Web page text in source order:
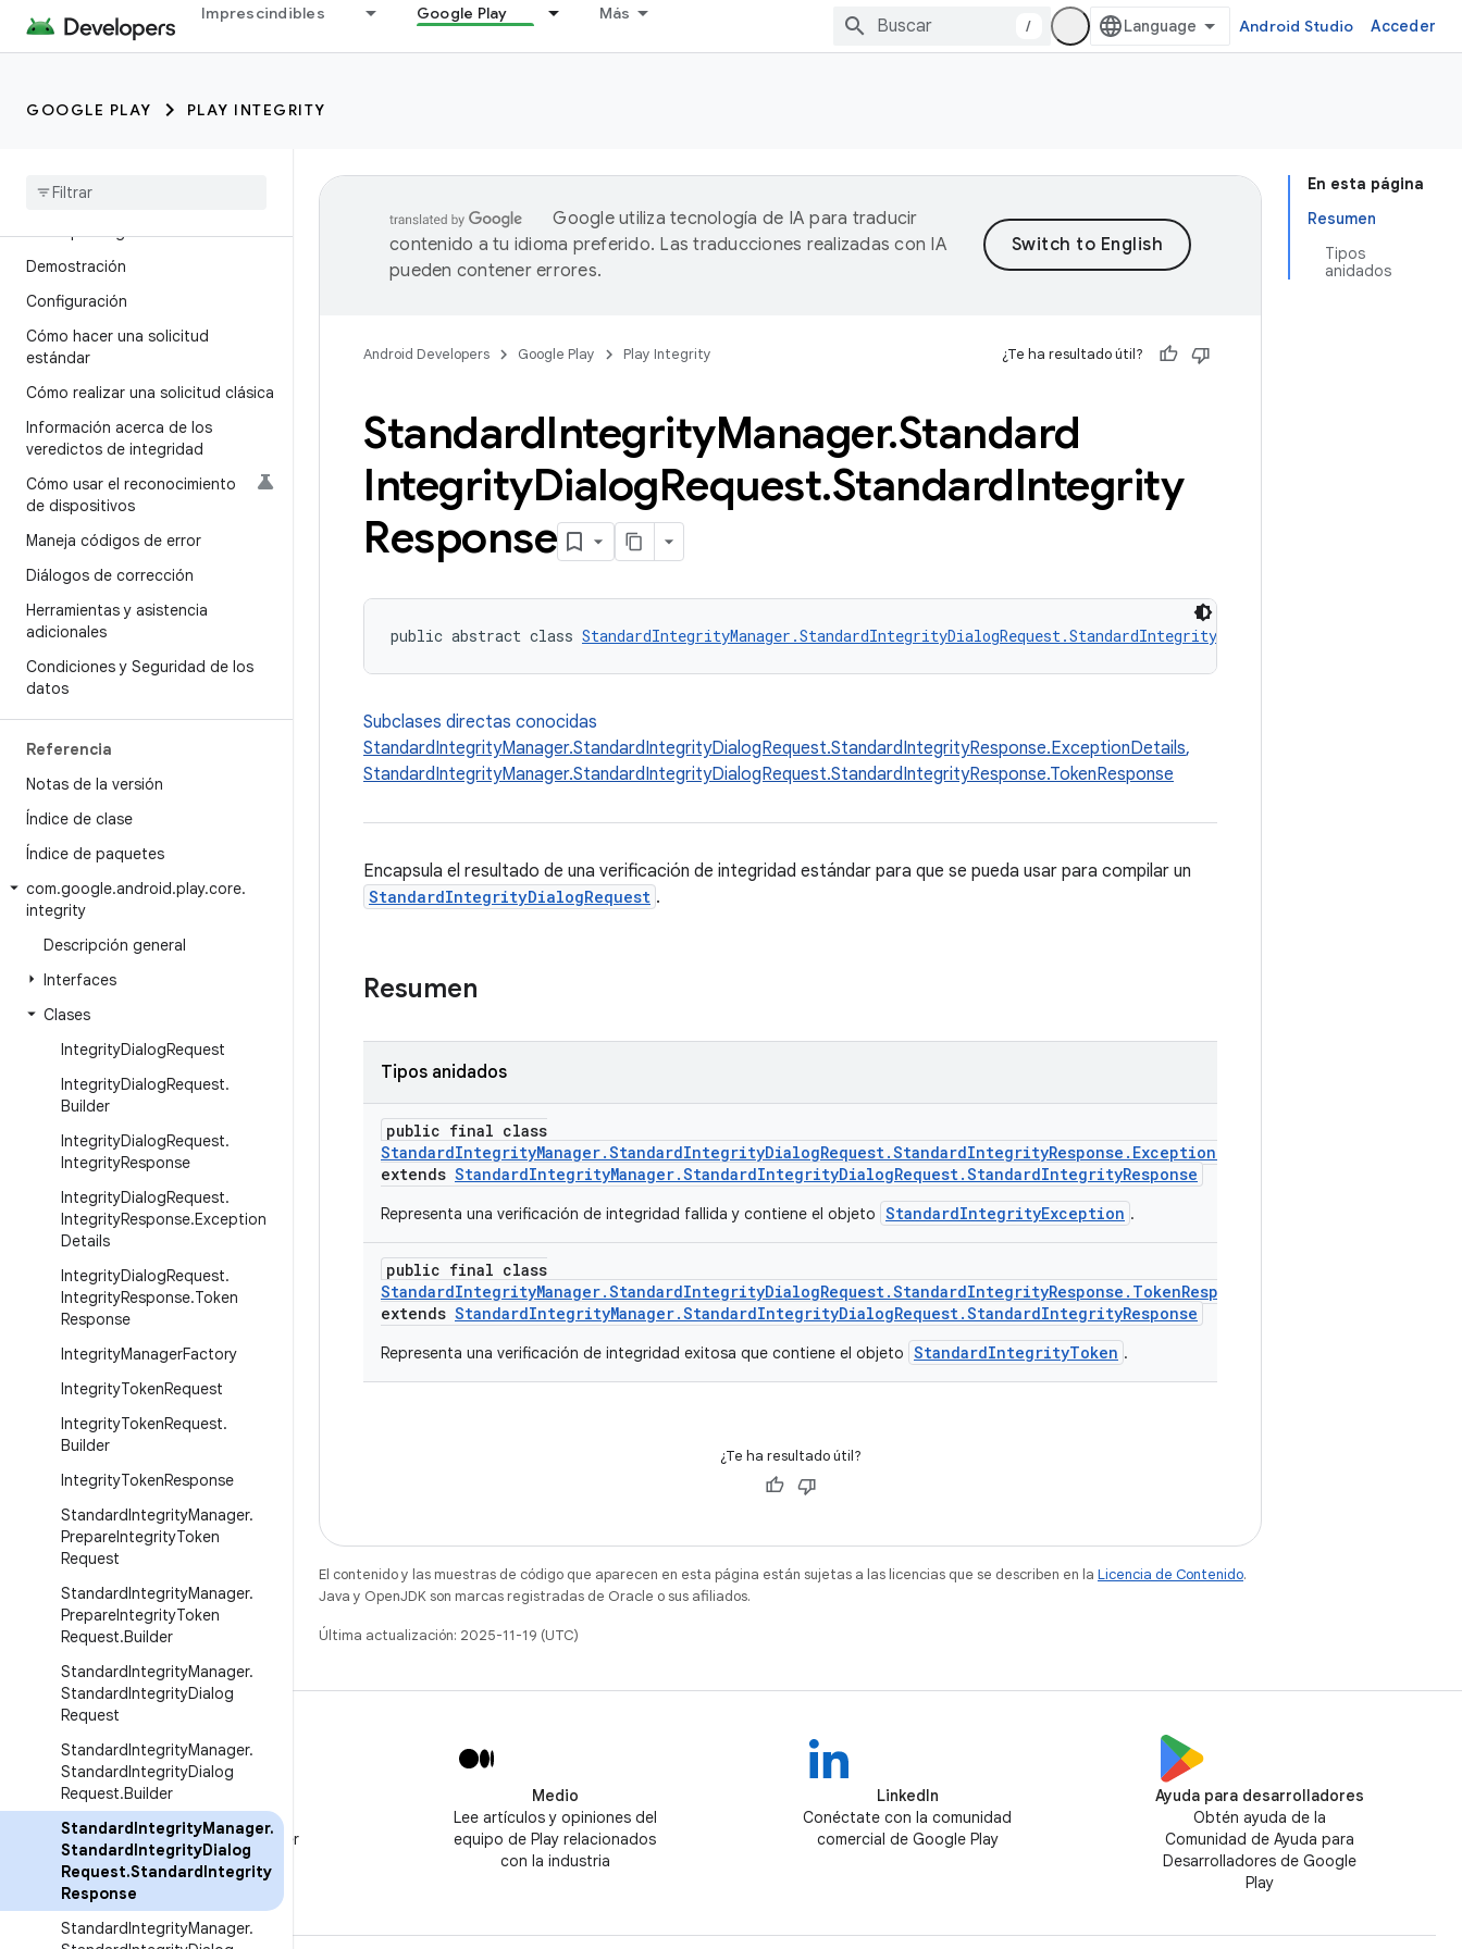
Imprescindibles Google Play Más
/ Android Studio Acceder
GOOGLE PLAY
PLAY INTEGRITY
API de Play Integrity de Google
Descripción general
Demostración
Configuración
Cómo hacer una solicitud
estándar
Cómo realizar una solicitud clásica
Información acerca de los
veredictos de integridad
Cómo usar el reconocimiento
de dispositivos
Maneja códigos de error
Diálogos de corrección
Herramientas y asistencia
adicionales
Condiciones y Seguridad de los
datos
Referencia
Notas de la versión
Índice de clase
Índice de paquetes
com.google.android.play.core.
integrity
Descripción general
Interfaces
Clases
IntegrityDialogRequest
IntegrityDialogRequest.
Builder
IntegrityDialogRequest.
IntegrityResponse
IntegrityDialogRequest.
IntegrityResponse.Exception
Details
IntegrityDialogRequest.
IntegrityResponse.Token
Response
IntegrityManagerFactory
IntegrityTokenRequest
IntegrityTokenRequest.
Builder
IntegrityTokenResponse
StandardIntegrityManager.
PrepareIntegrityToken
Request
StandardIntegrityManager.
PrepareIntegrityToken
Request.Builder
StandardIntegrityManager.
StandardIntegrityDialog
Request
StandardIntegrityManager.
StandardIntegrityDialog
Request.Builder
StandardIntegrityManager.
StandardIntegrityDialog
Request.StandardIntegrity
Response
StandardIntegrityManager.
En esta página
Resumen
Tipos
anidados
Google utiliza tecnología de IA para traducir
contenido a tu idioma preferido. Las traducciones realizadas con IA
pueden contener errores.
Android Developers Google Play Play Integrity ¿Te ha resultado útil?
StandardIntegrityManager.Standard
IntegrityDialogRequest.StandardIntegrity
Response
public abstract class StandardIntegrityManager.StandardIntegrityDialogRequest.StandardIntegrityResponse
Subclases directas conocidas
StandardIntegrityManager.StandardIntegrityDialogRequest.StandardIntegrityResponse.ExceptionDetails,
StandardIntegrityManager.StandardIntegrityDialogRequest.StandardIntegrityResponse.TokenResponse
Encapsula el resultado de una verificación de integridad estándar para que se pueda usar para compilar un
StandardIntegrityDialogRequest .
Resumen
Tipos anidados
public final class
StandardIntegrityManager.StandardIntegrityDialogRequest.StandardIntegrityResponse.ExceptionDetails
extends StandardIntegrityManager.StandardIntegrityDialogRequest.StandardIntegrityResponse
Representa una verificación de integridad fallida y contiene el objeto StandardIntegrityException .
public final class
StandardIntegrityManager.StandardIntegrityDialogRequest.StandardIntegrityResponse.TokenResponse
extends StandardIntegrityManager.StandardIntegrityDialogRequest.StandardIntegrityResponse
Representa una verificación de integridad exitosa que contiene el objeto StandardIntegrityToken .
¿Te ha resultado útil?
El contenido y las muestras de código que aparecen en esta página están sujetas a las licencias que se describen en la Licencia de Contenido.
Java y OpenJDK son marcas registradas de Oracle o sus afiliados.
Última actualización: 2025-11-19 (UTC)
Sigue a @GooglePlayBiz
para ver noticias y obtener
asistencia
Medio
Lee artículos y opiniones del
equipo de Play relacionados
con la industria
LinkedIn
Conéctate con la comunidad
comercial de Google Play
Ayuda para desarrolladores
Obtén ayuda de la
Comunidad de Ayuda para
Desarrolladores de Google
Play